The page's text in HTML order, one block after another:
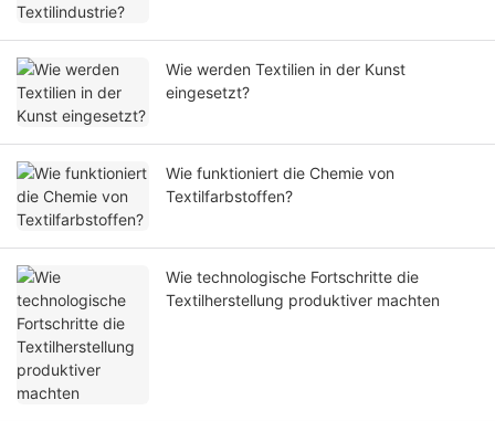
Wie werden Textilien in der Kunst
eingesetzt?
Wie funktioniert die Chemie von
Textilfarbstoffen?
Wie technologische Fortschritte die
Textilherstellung produktiver machten